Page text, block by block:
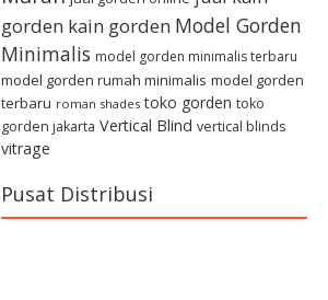
gorden kain gorden Model Gorden
Minimalis model gorden minimalis terbaru
model gorden rumah minimalis model gorden
terbaru roman shades toko gorden toko
gorden jakarta Vertical Blind vertical blinds
vitrage
Pusat Distribusi